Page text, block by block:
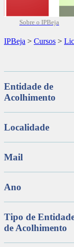
Sobre o IPBeja
IPBeja > Cursos >
Entidade de
Acolhimento
Localidade
Mail
Ano
Tipo de
de Acolhimento